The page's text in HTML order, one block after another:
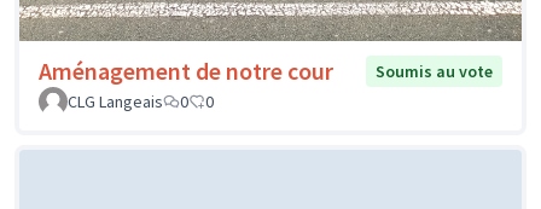
Aménagement de notre cour
Soumis au vote
CLG Langeais
0 0